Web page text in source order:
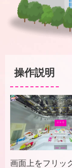
操作説明
画面上をフリッ